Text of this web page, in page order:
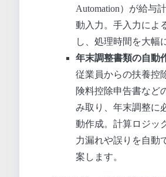
Automation）が給与
動入力。手入力によ
し、処理時間を大幅
年末調整書類の自動
従業員からの扶養控
険料控除申告書など
み取り、年末調整に
動作成。計算ロジッ
力漏れや誤りを自動
案します。